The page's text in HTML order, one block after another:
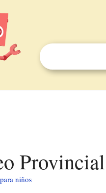
niños